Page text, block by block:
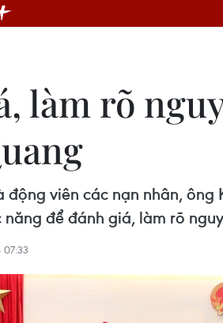
làm rõ
động viên các nạn nhân,
để đánh giá, làm rõ